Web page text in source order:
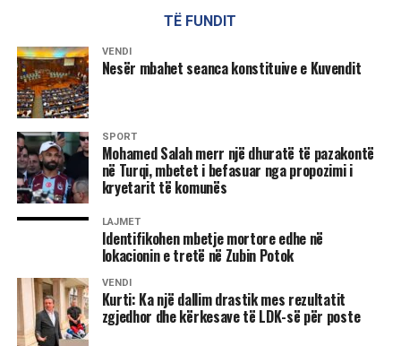
shkon drejt një rruge pa zgjidhje afatgjatë.
“Qëllimi i LDK ka qenë të gjendet zgjidhja, jo të merremi
kush kë po e mund, po e mashtron, po e vonon. Në këtë
pikë me keqardhje them se jemi në rrugë që nuk jep
Lideri i LDK-së bëri me dije se partia e tij ka kërkuar që ta
propozojë emrin për postin e presidentit.
“Është çështja e presidentit. LDK ka kërkuar që presidenti
të propozohet nga LDK, natyrisht që emrat të diskutohen
Oferta e dhjetorit që LDK të merr jo kryetarit e Kuvendit,
por zvkryeministrin dhe disa ministri nuk është e
mjaftueshme, nuk është e dinjitetshme as për të dhënë
TË FUNDIT
VENDI
Nesër mbahet seanca konstituive e Kuvendit
SPORT
Mohamed Salah merr një dhuratë të pazakontë
në Turqi, mbetet i befasuar nga propozimi i
kryetarit të komunës
LAJMET
Identifikohen mbetje mortore edhe në
lokacionin e tretë në Zubin Potok
VENDI
Kurti: Ka një dallim drastik mes rezultatit
zgjedhor dhe kërkesave të LDK-së për poste